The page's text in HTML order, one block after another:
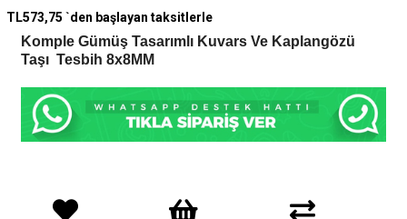
TL573,75 `den başlayan taksitlerle
Komple Gümüş Tasarımlı Kuvars Ve Kaplangözü
Taşı Tesbih 8x8MM